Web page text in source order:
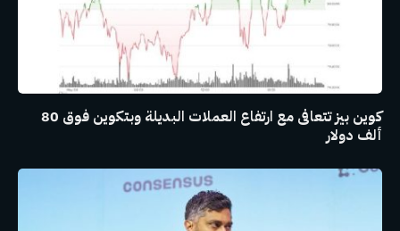
كوين بيز تتعافى مع ارتفاع العملات البديلة وبتكوين فوق 80
ألف دولار